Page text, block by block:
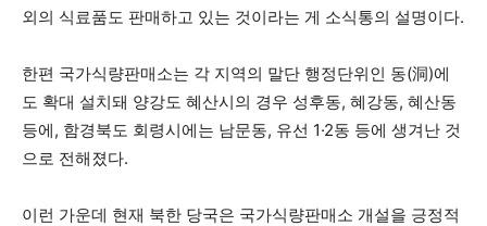
외의 식료품도 판매하고 있는 것이라는 게 소식통의 설명이다.
한편 국가식량판매소는 각 지역의 말단 행정단위인 동(洞)에
도 확대 설치돼 양강도 혜산시의 경우 성후동, 혜강동, 혜산동
등에, 함경북도 회령시에는 남문동, 유선 1·2동 등에 생겨난 것
으로 전해졌다.
이런 가운데 현재 북한 당국은 국가식량판매소 개설을 긍정적